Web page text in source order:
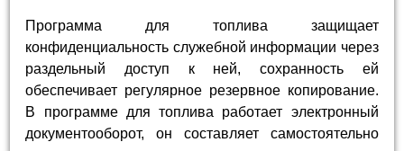
Программа для топлива защищает
конфиденциальность служебной информации через
раздельный доступ к ней, сохранность ей
обеспечивает регулярное резервное копирование.
В программе для топлива работает электронный
документооборот, он составляет самостоятельно